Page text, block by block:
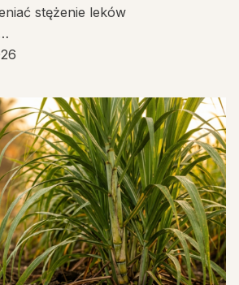
stężenie leków